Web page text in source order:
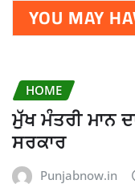
YOU MAY
HOME
ਮੁੱਖ ਮੰਤਰੀ ਮਾਨ
ਸਰਕਾਰ
Punjabnow.in